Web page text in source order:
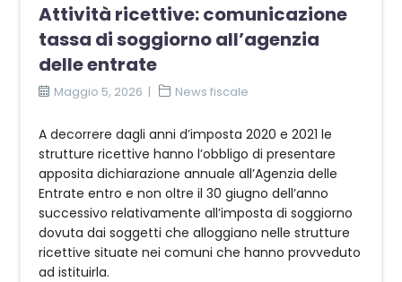
Attività ricettive: comunicazione
tassa di soggiorno all’agenzia
delle entrate
Maggio 5, 2026 News fiscale
A decorrere dagli anni d’imposta 2020 e 2021 le
strutture ricettive hanno l’obbligo di presentare
apposita dichiarazione annuale all’Agenzia delle
Entrate entro e non oltre il 30 giugno dell’anno
successivo relativamente all’imposta di soggiorno
dovuta dai soggetti che alloggiano nelle strutture
ricettive situate nei comuni che hanno provveduto
ad istituirla.